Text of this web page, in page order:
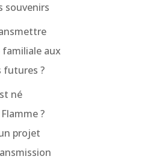
souvenirs
aux
futures ?
né
?
projet